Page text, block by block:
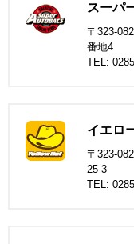
スーパ
〒323-
番地4
TEL:
イエロ
〒323-
25-3
TEL: